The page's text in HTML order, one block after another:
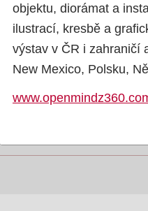
objektu, diorámat a
ilustrací, kresbě a
výstav v ČR i zahraničí
New Mexico, Polsku,